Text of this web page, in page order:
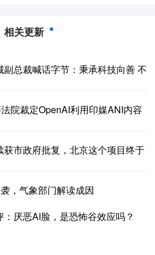
相关更新
总裁喊话字节：秉承科技向善 不
院裁定OpenAI利用印媒ANI内容
市政府批复，北京这个项目终于
，气象部门解读成因
厌恶AI脸，是恐怖谷效应吗？